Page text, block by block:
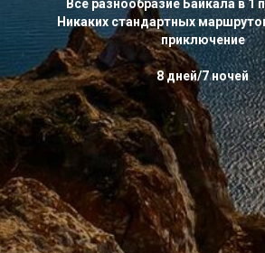
Все разнообразие Байкала в 1
Никаких стандартных
приключение
8 дней/7 ночей